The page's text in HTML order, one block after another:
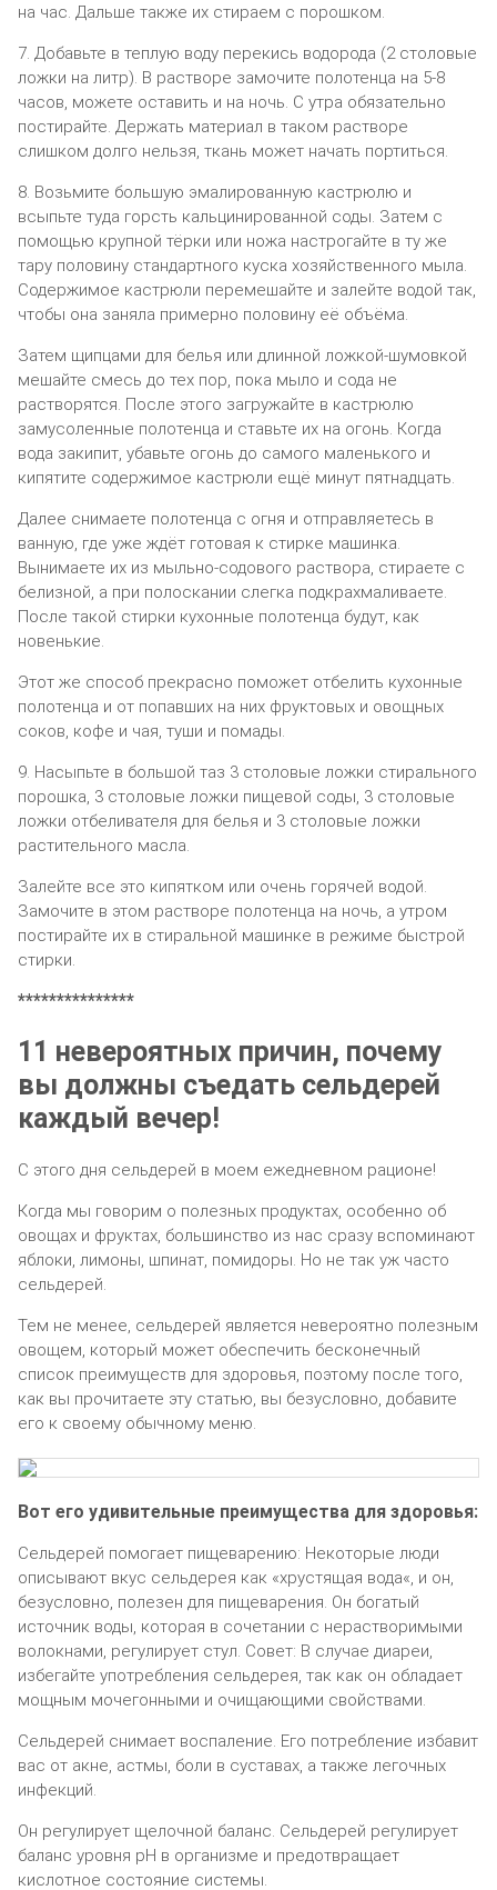
на час. Дальше также их стираем с порошком.
7. Добавьте в теплую воду перекись водорода (2 столовые
ложки на литр). В растворе замочите полотенца на 5-8
часов, можете оставить и на ночь. С утра обязательно
постирайте. Держать материал в таком растворе
слишком долго нельзя, ткань может начать портиться.
8. Возьмите большую эмалированную кастрюлю и
всыпьте туда горсть кальцинированной соды. Затем с
помощью крупной тёрки или ножа настрогайте в ту же
тару половину стандартного куска хозяйственного мыла.
Содержимое кастрюли перемешайте и залейте водой так,
чтобы она заняла примерно половину её объёма.
Затем щипцами для белья или длинной ложкой-шумовкой
мешайте смесь до тех пор, пока мыло и сода не
растворятся. После этого загружайте в кастрюлю
замусоленные полотенца и ставьте их на огонь. Когда
вода закипит, убавьте огонь до самого маленького и
кипятите содержимое кастрюли ещё минут пятнадцать.
Далее снимаете полотенца с огня и отправляетесь в
ванную, где уже ждёт готовая к стирке машинка.
Вынимаете их из мыльно-содового раствора, стираете с
белизной, а при полоскании слегка подкрахмаливаете.
После такой стирки кухонные полотенца будут, как
новенькие.
Этот же способ прекрасно поможет отбелить кухонные
полотенца и от попавших на них фруктовых и овощных
соков, кофе и чая, туши и помады.
9. Насыпьте в большой таз 3 столовые ложки стирального
порошка, 3 столовые ложки пищевой соды, 3 столовые
ложки отбеливателя для белья и 3 столовые ложки
растительного масла.
Залейте все это кипятком или очень горячей водой.
Замочите в этом растворе полотенца на ночь, а утром
постирайте их в стиральной машинке в режиме быстрой
стирки.
***************
11 невероятных причин, почему
вы должны съедать сельдерей
каждый вечер!
С этого дня сельдерей в моем ежедневном рационе!
Когда мы говорим о полезных продуктах, особенно об
овощах и фруктах, большинство из нас сразу вспоминают
яблоки, лимоны, шпинат, помидоры. Но не так уж часто
сельдерей.
Тем не менее, сельдерей является невероятно полезным
овощем, который может обеспечить бесконечный
список преимуществ для здоровья, поэтому после того,
как вы прочитаете эту статью, вы безусловно, добавите
его к своему обычному меню.
Вот его удивительные преимущества для здоровья:
Сельдерей помогает пищеварению: Некоторые люди
описывают вкус сельдерея как «хрустящая вода«, и он,
безусловно, полезен для пищеварения. Он богатый
источник воды, которая в сочетании с нерастворимыми
волокнами, регулирует стул. Совет: В случае диареи,
избегайте употребления сельдерея, так как он обладает
мощным мочегонными и очищающими свойствами.
Сельдерей снимает воспаление. Его потребление избавит
вас от акне, астмы, боли в суставах, а также легочных
инфекций.
Он регулирует щелочной баланс. Сельдерей регулирует
баланс уровня рН в организме и предотвращает
кислотное состояние системы.